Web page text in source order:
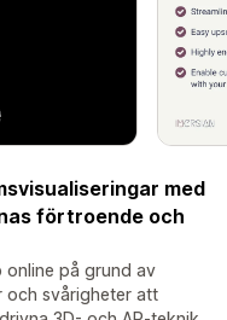
med
förtroende och
online på grund av
och svårigheter att